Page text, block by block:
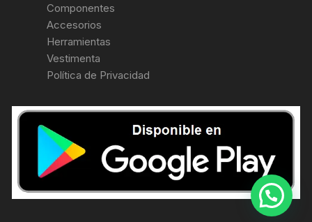
Componentes
Accesorios
Herramientas
Vestimenta
Política de Privacidad